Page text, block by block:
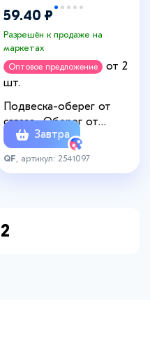
59.40 ₽
Разрешён к продаже на
маркетах
Оптовое предложение
от 2
шт.
Подвеска-оберег от
сглаза «Оберег от
негатива», 2.5 см, синяя в
серебре
Завтра
QF , артикул: 2541097
2